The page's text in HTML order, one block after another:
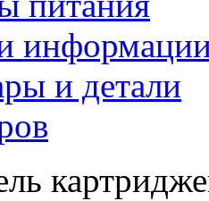
и детали